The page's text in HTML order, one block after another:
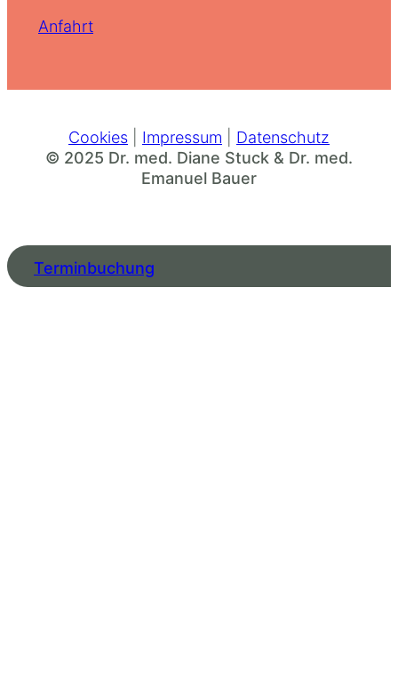
Anfahrt
Cookies Impressum
Datenschutz
© 2025 Dr. med. Diane Stuck & Dr. med.
Emanuel Bauer
Terminbuchung